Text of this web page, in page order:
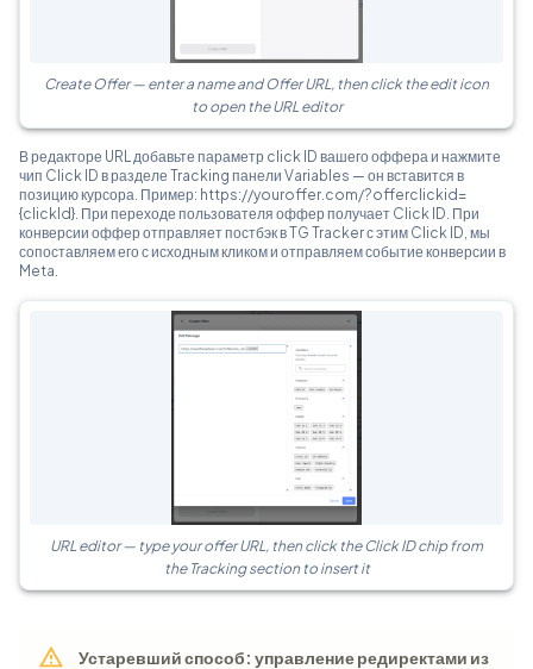
Create Offer — enter a name and Offer URL, then click the edit icon
to open the URL editor
В редакторе URL добавьте параметр click ID вашего оффера и нажмите
чип Click ID в разделе Tracking панели Variables — он вставится в
позицию курсора. Пример: https://youroffer.com/?offerclickid=
{clickId}. При переходе пользователя оффер получает Click ID. При
конверсии оффер отправляет постбэк в TG Tracker с этим Click ID, мы
сопоставляем его с исходным кликом и отправляем событие конверсии в
Meta.
URL editor — type your offer URL, then click the Click ID chip from
the Tracking section to insert it
Устаревший способ: управление редиректами из